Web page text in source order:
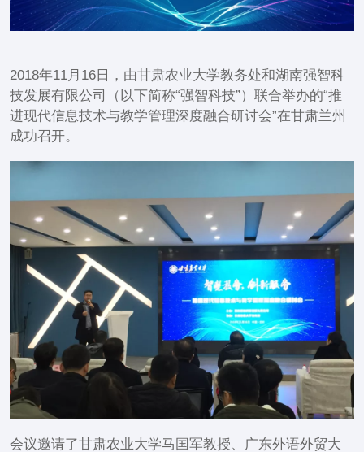
2018年11月16日，由甘肃农业大学教务处和湖南强智科
技发展有限公司（以下简称“强智科技”）联合举办的“推
进现代信息技术与教学管理深度融合研讨会”在甘肃兰州
成功召开。
会议邀请了甘肃农业大学马国军教授、广东外语外贸大